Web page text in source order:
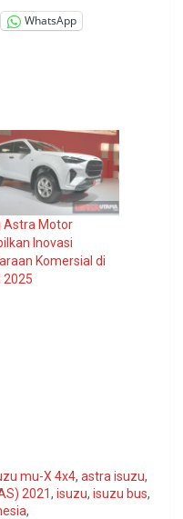
WhatsApp
Astra Motor
Inovasi
Komersial di
2025
mu-X 4x4, astra isuzu,
2021, isuzu, isuzu bus,
,